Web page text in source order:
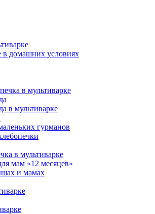
домашних условиях
в мультиварке
в мультиварке
гурманов
в мультиварке
мам «12 месяцев»
и мамах